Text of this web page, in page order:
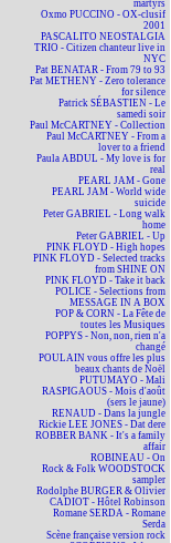
martyrs
Oxmo PUCCINO - OX-clusif
2001
PASCALITO NEOSTALGIA
TRIO - Citizen chanteur live in
NYC
Pat BENATAR - From 79 to 93
Pat METHENY - Zero tolerance
for silence
Patrick SÉBASTIEN - Le
samedi soir
Paul McCARTNEY - Collection
Paul McCARTNEY - From a
lover to a friend
Paula ABDUL - My love is for
real
PEARL JAM - Gone
PEARL JAM - World wide
suicide
Peter GABRIEL - Long walk
home
Peter GABRIEL - Up
PINK FLOYD - High hopes
PINK FLOYD - Selected tracks
from SHINE ON
PINK FLOYD - Take it back
POLICE - Selections from
MESSAGE IN A BOX
POP & CORN - La Fête de
toutes les Musiques
POPPYS - Non, non, rien n'a
changé
POULAIN vous offre les plus
beaux chants de Noël
PUTUMAYO - Mali
RASPIGAOUS - Mois d'août
(sers le jaune)
RENAUD - Dans la jungle
Rickie LEE JONES - Dat dere
ROBBER BANK - It's a family
affair
ROBINEAU - On
Rock & Folk WOODSTOCK
sampler
Rodolphe BURGER & Olivier
CADIOT - Hôtel Robinson
Romane SERDA - Romane
Serda
Scène française version rock